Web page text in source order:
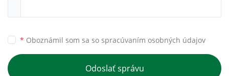
* Oboznámil som sa so spracúvaním osobných údajov
Odoslať správu